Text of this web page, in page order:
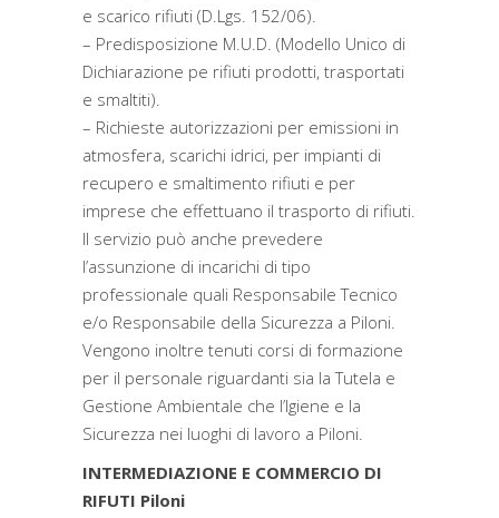
e scarico rifiuti (D.Lgs. 152/06).
– Predisposizione M.U.D. (Modello Unico di
Dichiarazione pe rifiuti prodotti, trasportati
e smaltiti).
– Richieste autorizzazioni per emissioni in
atmosfera, scarichi idrici, per impianti di
recupero e smaltimento rifiuti e per
imprese che effettuano il trasporto di rifiuti.
Il servizio può anche prevedere
l’assunzione di incarichi di tipo
professionale quali Responsabile Tecnico
e/o Responsabile della Sicurezza a Piloni.
Vengono inoltre tenuti corsi di formazione
per il personale riguardanti sia la Tutela e
Gestione Ambientale che l’Igiene e la
Sicurezza nei luoghi di lavoro a Piloni.
INTERMEDIAZIONE E COMMERCIO DI
RIFUTI Piloni